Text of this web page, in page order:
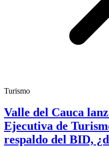
Turismo
Valle del Cauca
Ejecutiva de
respaldo del BID,